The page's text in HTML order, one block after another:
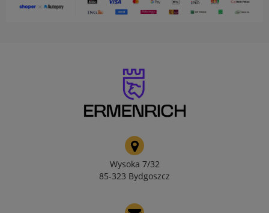
Wysoka 7/32
85-323 Bydgoszcz